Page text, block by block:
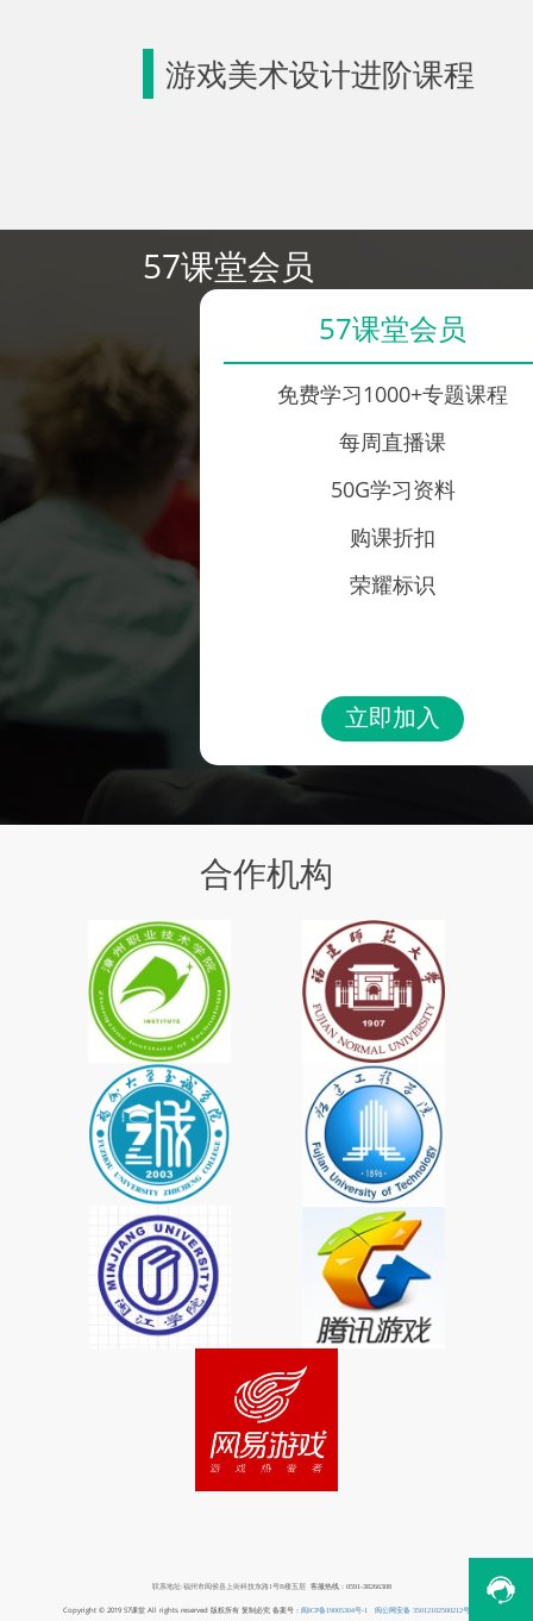
游戏美术设计进阶课程
57课堂会员
57课堂会员
免费学习1000+专题课程
每周直播课
50G学习资料
购课折扣
荣耀标识
立即加入
合作机构
联系地址:福州市闽侯县上街科技东路1号B楼五层客服热线：0591-38266308
Copyright © 2019 57课堂 All rights reserved 版权所有 复制必究 备案号： 闽ICP备19005304号-1 闽公网安备 35012102500212号